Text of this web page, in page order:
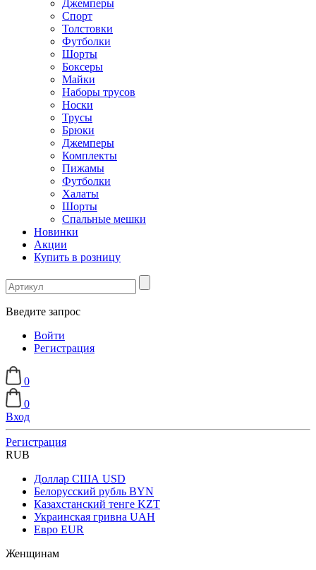
Джемперы
Спорт
Толстовки
Футболки
Шорты
Боксеры
Майки
Наборы трусов
Носки
Трусы
Брюки
Джемперы
Комплекты
Пижамы
Футболки
Халаты
Шорты
Спальные мешки
Новинки
Акции
Купить в розницу
Введите запрос
Войти
Регистрация
0
0
Вход
Регистрация
RUB
Доллар США USD
Белорусский рубль BYN
Казахстанский тенге KZT
Украинская гривна UAH
Евро EUR
Женщинам